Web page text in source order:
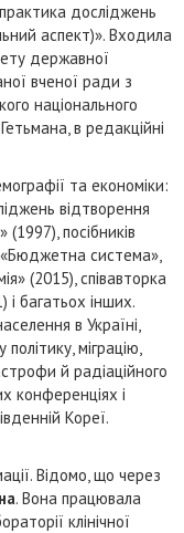
досліджень
аспект)». Входила
державної
вченої ради з
національного
в редакційні
та економіки:
відтворення
посібників
«Бюджетна система»,
(2015), співавторка
і багатьох інших.
в Україні,
міграцію,
й радіаційного
конференціях і
Кореї.
Відомо, що через
. Вона працювала
клінічної